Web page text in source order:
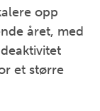
opp
året, med
et større